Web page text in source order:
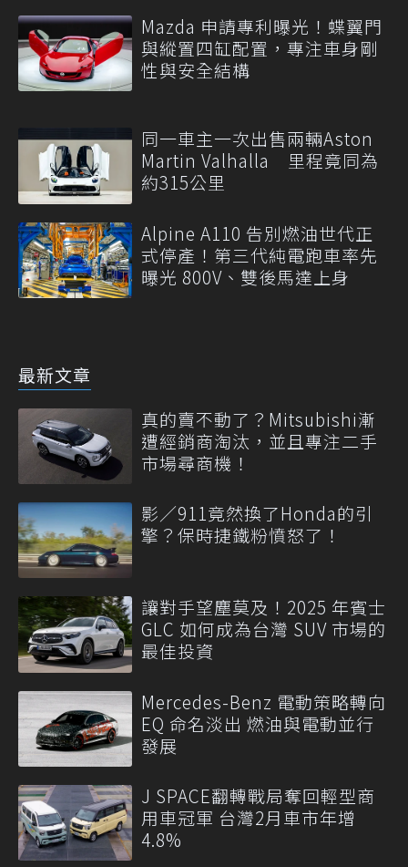
Mazda 申請專利曝光！蝶翼門
與縱置四缸配置，專注車身剛
性與安全結構
同一車主一次出售兩輛Aston
Martin Valhalla 里程竟同為
約315公里
Alpine A110 告別燃油世代正
式停產！第三代純電跑車率先
曝光 800V、雙後馬達上身
最新文章
真的賣不動了？Mitsubishi漸
遭經銷商淘汰，並且專注二手
市場尋商機！
影／911竟然換了Honda的引
擎？保時捷鐵粉憤怒了！
讓對手望塵莫及！2025 年賓士
GLC 如何成為台灣 SUV 市場的
最佳投資
Mercedes-Benz 電動策略轉向
EQ 命名淡出 燃油與電動並行
發展
J SPACE翻轉戰局奪回輕型商
用車冠軍 台灣2月車市年增
4.8%